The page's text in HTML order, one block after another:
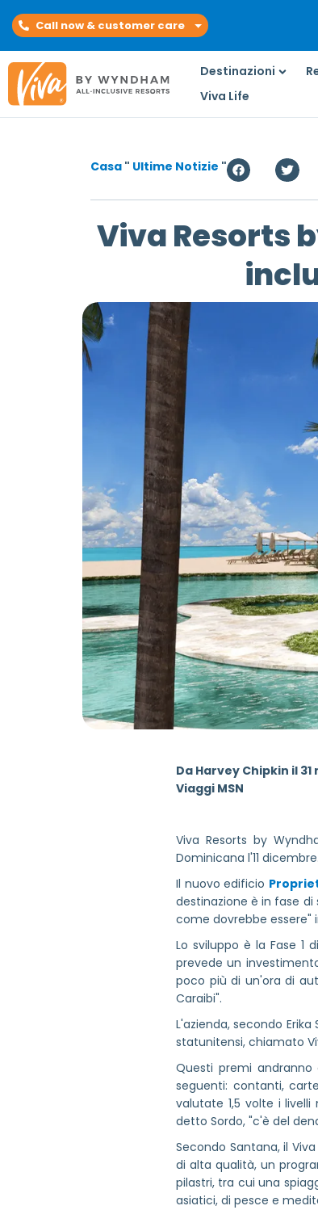
Call now & customer care
Destinazioni
Viva Life
Casa " Ultime Notizie "
Viva Resorts
Da Harvey Chipkin il
Viaggi MSN
Viva Resorts by
Dominicana l'11 dicembre.
Il nuovo edificio
destinazione è in fase
come dovrebbe essere"
Lo sviluppo è la Fase
prevede un
poco più di un'ora di
Caraibi".
L'azienda, secondo
statunitensi, chiamato
Questi premi
seguenti: contanti,
valutate 1,5 volte i
detto Sordo, "c'è del
Secondo Santana, il
di alta qualità, un
pilastri, tra cui una
asiatici, di pesce e